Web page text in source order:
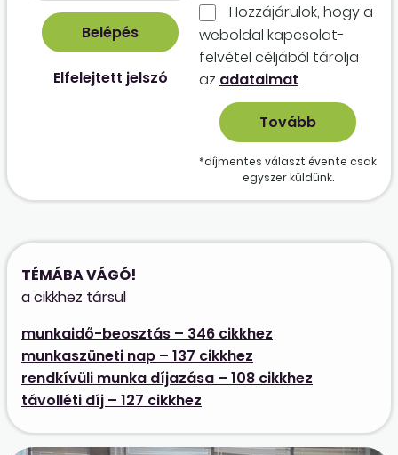
Elfelejtett jelszó
Hozzájárulok, hogy a
weboldal kapcso­lat­
felvétel céljából tárolja
az adataimat.
*díjmentes választ évente csak
egyszer küldünk.
TÉMÁBA VÁGÓ!
a cikkhez társul
munkaidő-beosztás – 346 cikkhez
munkaszüneti nap – 137 cikkhez
rendkívüli munka díjazása – 108 cikkhez
távolléti díj – 127 cikkhez